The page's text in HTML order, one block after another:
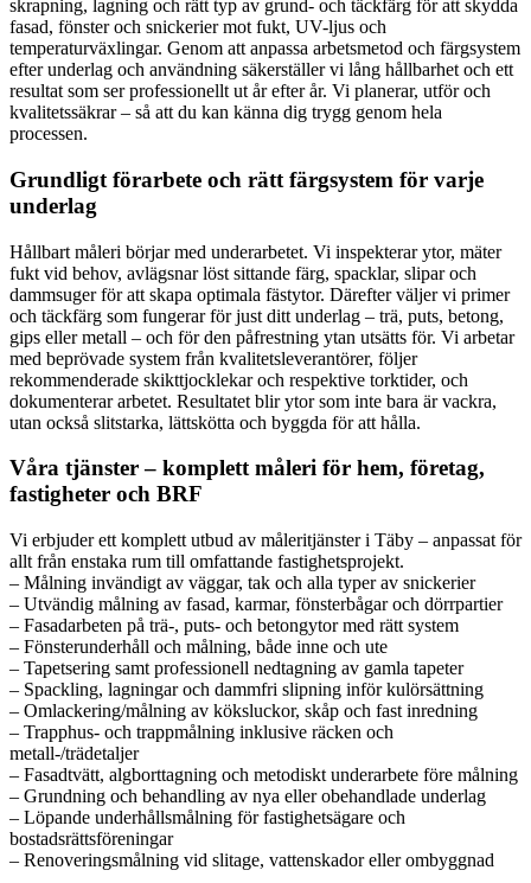
skrapning, lagning och rätt typ av grund- och täckfärg för att skydda
fasad, fönster och snickerier mot fukt, UV-ljus och
temperaturväxlingar. Genom att anpassa arbetsmetod och färgsystem
efter underlag och användning säkerställer vi lång hållbarhet och ett
resultat som ser professionellt ut år efter år. Vi planerar, utför och
kvalitetssäkrar – så att du kan känna dig trygg genom hela
processen.
Grundligt förarbete och rätt färgsystem för varje
underlag
Hållbart måleri börjar med underarbetet. Vi inspekterar ytor, mäter
fukt vid behov, avlägsnar löst sittande färg, spacklar, slipar och
dammsuger för att skapa optimala fästytor. Därefter väljer vi primer
och täckfärg som fungerar för just ditt underlag – trä, puts, betong,
gips eller metall – och för den påfrestning ytan utsätts för. Vi arbetar
med beprövade system från kvalitetsleverantörer, följer
rekommenderade skikttjocklekar och respektive torktider, och
dokumenterar arbetet. Resultatet blir ytor som inte bara är vackra,
utan också slitstarka, lättskötta och byggda för att hålla.
Våra tjänster – komplett måleri för hem, företag,
fastigheter och BRF
Vi erbjuder ett komplett utbud av måleritjänster i Täby – anpassat för
allt från enstaka rum till omfattande fastighetsprojekt.
– Målning invändigt av väggar, tak och alla typer av snickerier
– Utvändig målning av fasad, karmar, fönsterbågar och dörrpartier
– Fasadarbeten på trä-, puts- och betongytor med rätt system
– Fönsterunderhåll och målning, både inne och ute
– Tapetsering samt professionell nedtagning av gamla tapeter
– Spackling, lagningar och dammfri slipning inför kulörsättning
– Omlackering/målning av köksluckor, skåp och fast inredning
– Trapphus- och trappmålning inklusive räcken och
metall-/trädetaljer
– Fasadtvätt, algborttagning och metodiskt underarbete före målning
– Grundning och behandling av nya eller obehandlade underlag
– Löpande underhållsmålning för fastighetsägare och
bostadsrättsföreningar
– Renoveringsmålning vid slitage, vattenskador eller ombyggnad